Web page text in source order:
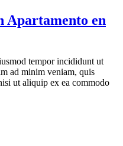
Apartamento en
tempor incididunt ut
ad minim veniam, quis
ut aliquip ex ea commodo